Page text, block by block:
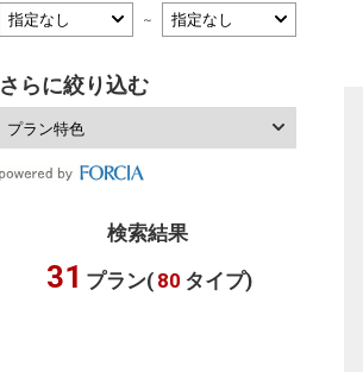
～
さらに絞り込む
プラン特色
検索結果
31 プラン( 80 タイプ)